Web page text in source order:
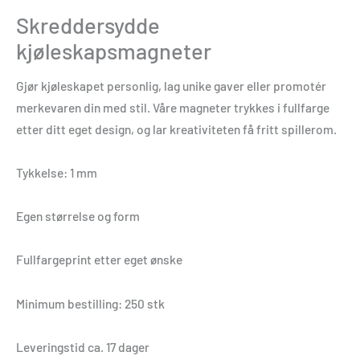
Skreddersydde
kjøleskapsmagneter
Gjør kjøleskapet personlig, lag unike gaver eller promotér
merkevaren din med stil. Våre magneter trykkes i fullfarge
etter ditt eget design, og lar kreativiteten få fritt spillerom.
Tykkelse: 1 mm
Egen størrelse og form
Fullfargeprint etter eget ønske
Minimum bestilling: 250 stk
Leveringstid ca. 17 dager